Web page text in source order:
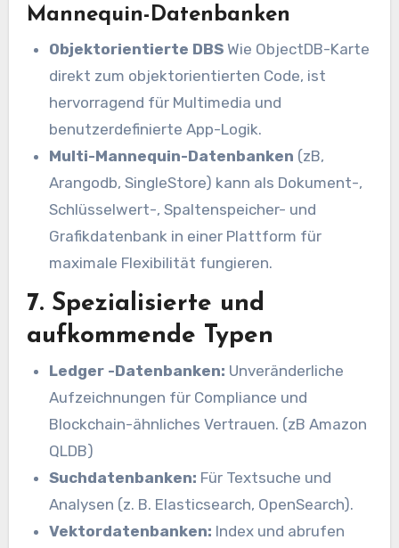
Mannequin-Datenbanken
Objektorientierte DBS Wie ObjectDB-Karte
direkt zum objektorientierten Code, ist
hervorragend für Multimedia und
benutzerdefinierte App-Logik.
Multi-Mannequin-Datenbanken (zB,
Arangodb, SingleStore) kann als Dokument-,
Schlüsselwert-, Spaltenspeicher- und
Grafikdatenbank in einer Plattform für
maximale Flexibilität fungieren.
7. Spezialisierte und
aufkommende Typen
Ledger -Datenbanken: Unveränderliche
Aufzeichnungen für Compliance und
Blockchain-ähnliches Vertrauen. (zB Amazon
QLDB)
Suchdatenbanken: Für Textsuche und
Analysen (z. B. Elasticsearch, OpenSearch).
Vektordatenbanken: Index und abrufen